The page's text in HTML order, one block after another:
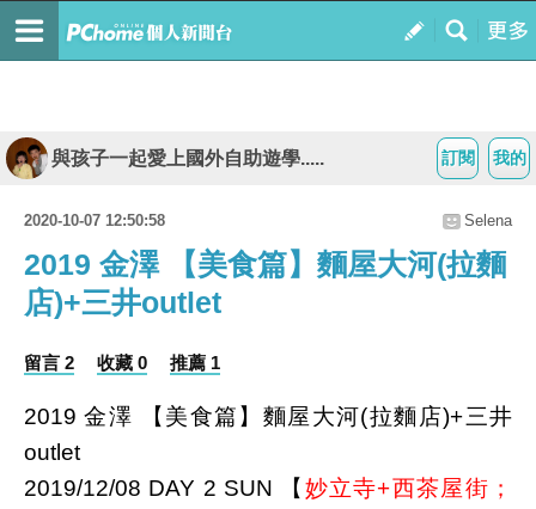
我的
訂閱
與孩子一起愛上國外自助遊學.....
2020-10-07 12:50:58 Selena
2019 金澤 【美食篇】麵屋大河(拉麵
店)+三井outlet
留言 2 收藏 0 推薦 1
2019 金澤 【美食篇】麵屋大河(拉麵店)+三井
outlet
2019/12/08 DAY 2 SUN 【 妙立寺+西茶屋街 ；